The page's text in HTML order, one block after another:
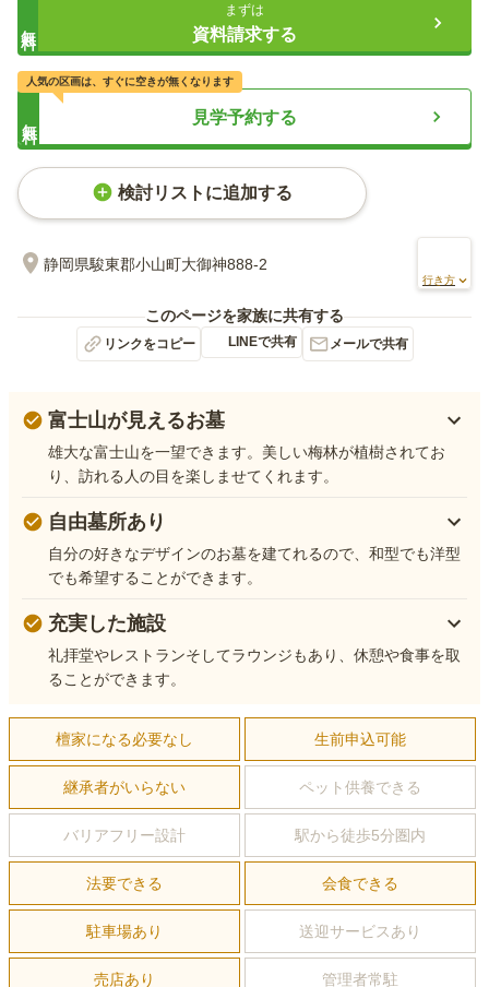
まずは
資料請求する
見学予約する
人気の区画は、すぐに空きが無くなります
検討リストに追加する
静岡県駿東郡小山町大御神888-2
行き方
このページを家族に共有する
リンクをコピー LINEで共有 メールで共有
富士山が見えるお墓
雄大な富士山を一望できます。美しい梅林が植樹されてお
り、訪れる人の目を楽しませてくれます。
自由墓所あり
自分の好きなデザインのお墓を建てれるので、和型でも洋型
でも希望することができます。
充実した施設
礼拝堂やレストランそしてラウンジもあり、休憩や食事を取
ることができます。
檀家になる必要なし 生前申込可能
継承者がいらない ペット供養できる
バリアフリー設計 駅から徒歩5分圏内
法要できる 会食できる
駐車場あり 送迎サービスあり
売店あり 管理者常駐